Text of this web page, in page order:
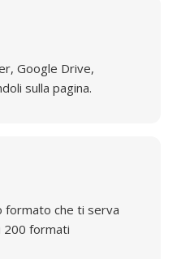
Google Drive,
sulla pagina.
formato che ti serva
200 formati